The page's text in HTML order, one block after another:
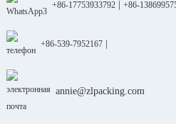
+86-17753933792| +86-
+86-539-7952167|
annie@zlpacking.com